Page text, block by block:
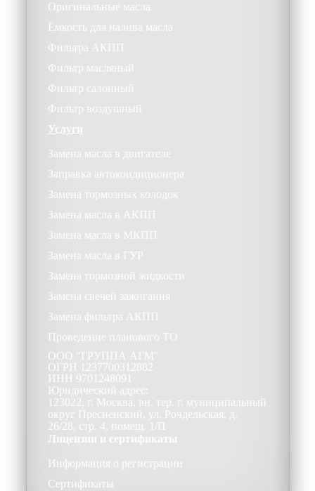
Оригинальные масла
Ёмкость для налива масла
Фильтра АКПП
Фильтр масляный
Фильтр салонный
Фильтр воздушный
Услуги
Замена масла в двигателе
Заправка автокондиционера
Замена тормозных колодок
Замена масла в АКПП
Замена масла в МКПП
Замена масла в ГУР
Замена тормозной жидкости
Замена свечей зажигания
Замена фильтра АКПП
Проведение планового ТО
ООО "ГРУППА АГМ"
ОГРН 1237700312882
ИНН 9701248091
Юридический адрес:
123022, г. Москва, вн. тер. г. муниципальный
округ Пресненский, ул. Рочдельская, д.
26/28, стр. 4, помещ. 1/П
Лицензии и сертификаты
Информация о регистрации
Сертификаты